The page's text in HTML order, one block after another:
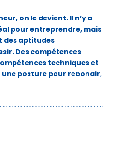
on le devient. Il n’y a
pour entreprendre, mais
des aptitudes
Des compétences
techniques et
une posture pour rebondir,